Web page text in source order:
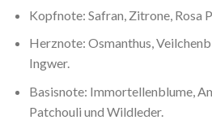
Kopfnote: Safran, Zitrone, Rosa
Herznote: Osmanthus,
Ingwer.
Basisnote: Immortellenblume,
Patchouli und Wildleder.